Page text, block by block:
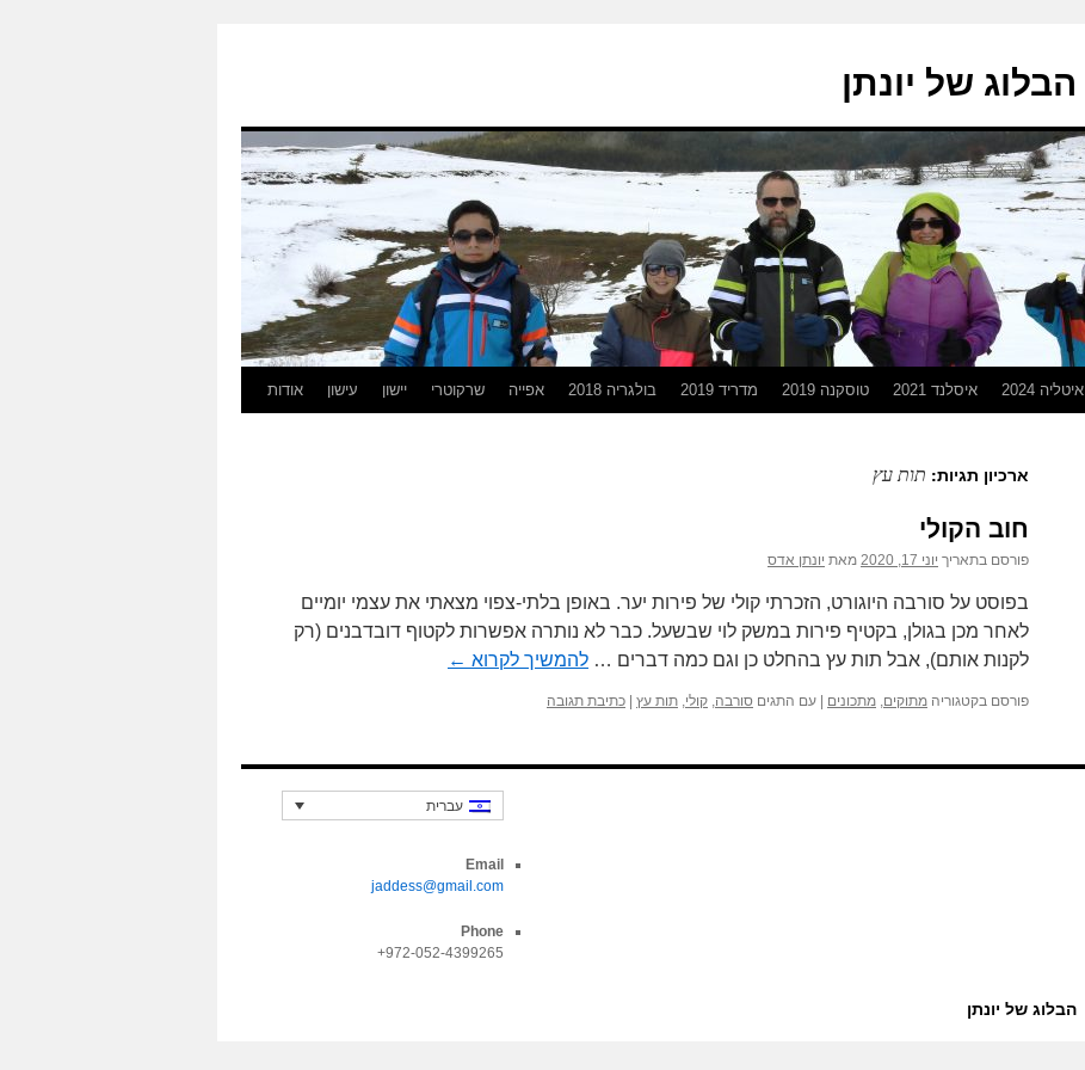
הבלוג של יונתן
אודות עישון יישון שרקוטרי אפייה בולגריה 2018 מדריד 2019 טוסקנה 2019 איסלנד 2021 איטליה 2024
ארכיון תגיות: תות עץ
חוב הקולי
פורסם בתאריך יוני 17, 2020 מאת יונתן אדס
בפוסט על סורבה היוגורט, הזכרתי קולי של פירות יער. באופן בלתי-צפוי מצאתי את עצמי יומיים
לאחר מכן בגולן, בקטיף פירות במשק לוי שבשעל. כבר לא נותרה אפשרות לקטוף דובדבנים (רק
לקנות אותם), אבל תות עץ בהחלט כן וגם כמה דברים … להמשיך לקרוא ←
פורסם בקטגוריה מתוקים, מתכונים עם התגים סורבה, קולי, תות עץ כתיבת תגובה
עברית
Email
jaddess@gmail.com
Phone
972-052-4399265+
הבלוג של יונתן